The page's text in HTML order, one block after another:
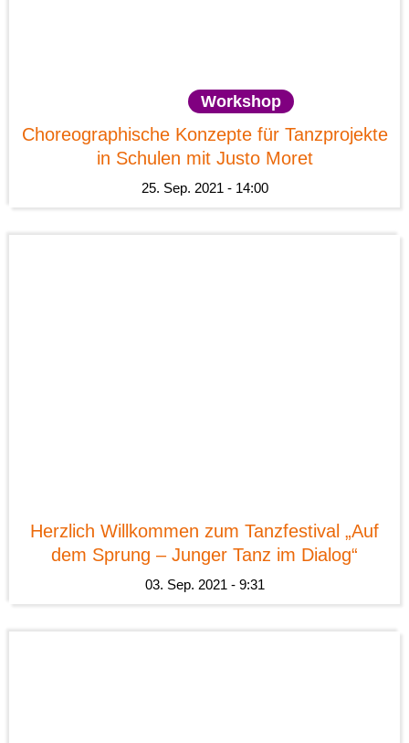
Workshop
Choreographische Konzepte für Tanzprojekte
in Schulen mit Justo Moret
25. Sep. 2021 - 14:00
Herzlich Willkommen zum Tanzfestival „Auf
dem Sprung – Junger Tanz im Dialog“
03. Sep. 2021 - 9:31